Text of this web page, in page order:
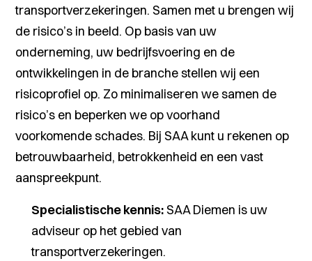
transportverzekeringen. Samen met u brengen wij
de risico’s in beeld. Op basis van uw
onderneming, uw bedrijfsvoering en de
ontwikkelingen in de branche stellen wij een
risicoprofiel op. Zo minimaliseren we samen de
risico’s en beperken we op voorhand
voorkomende schades. Bij SAA kunt u rekenen op
betrouwbaarheid, betrokkenheid en een vast
aanspreekpunt.
Specialistische kennis:SAA Diemen is uw
adviseur op het gebied van
transportverzekeringen.